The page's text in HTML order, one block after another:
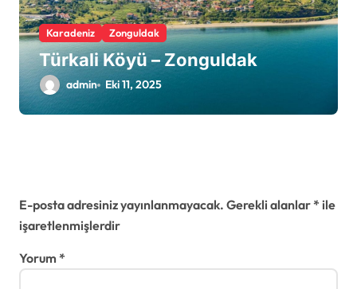
Karadeniz Zonguldak
Türkali Köyü – Zonguldak
admin Eki 11, 2025
E-posta adresiniz yayınlanmayacak. Gerekli alanlar* ile
işaretlenmişlerdir
Yorum *